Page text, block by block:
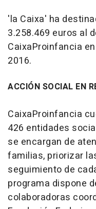
'la Caixa' ha
3.258.469 euros al
CaixaProinfancia
2016.
ACCIÓN SOCIAL EN
CaixaProinfancia
426 entidades
se encargan de
familias, priorizar
seguimiento de
programa dispone
colaboradoras